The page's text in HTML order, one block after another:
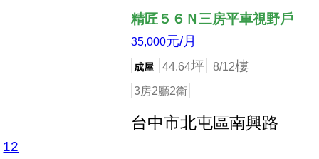
精匠５６Ｎ三房平車視野戶
35,000元/月
成屋 44.64坪 8/12樓
3房2廳2衛
台中市北屯區南興路
店長推薦
12